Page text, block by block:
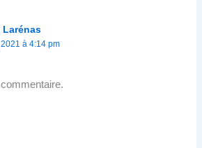
Larénas
à 4:14 pm